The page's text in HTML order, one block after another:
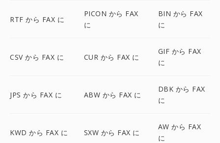
RTF から FAX に
PICON から FAX
に
BIN から FAX
に
CSV から FAX に CUR から FAX に
GIF から FAX
に
JPS から FAX に ABW から FAX に
DBK から FAX
に
KWD から FAX に SXW から FAX に
AW から FAX
に